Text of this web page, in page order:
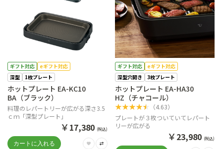
ギフト対応
eギフト対応
深型
1枚プレート
ホットプレート EA-KC10
BA（ブラック）
料理のレパートリーが広がる深さ3.5
ｃｍ「深型プレート」
￥17,380 (税込)
ギフト対応
eギフト対応
深型穴開き
3枚プレート
ホットプレート EA-HA30
HZ（チャコール）
★★★★★ （4.63）
プレートが３枚ついていてレパート
リーが広がる
￥23,980 (税込)